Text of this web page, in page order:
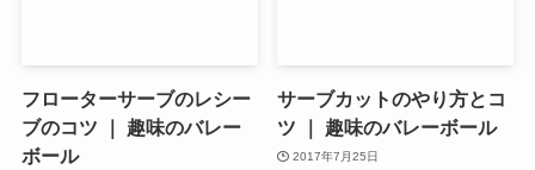
フローターサーブのレシー
ブのコツ ｜ 趣味のバレー
ボール
サーブカットのやり方とコ
ツ ｜ 趣味のバレーボール
2017年7月25日